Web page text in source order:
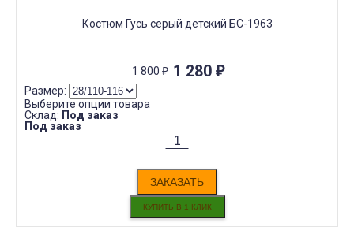
Костюм Гусь серый детский БС-1963
1 800₽ 1 280 ₽
Размер:
Выберите опции товара
Склад: Под заказ
Под заказ
ЗАКАЗАТЬ